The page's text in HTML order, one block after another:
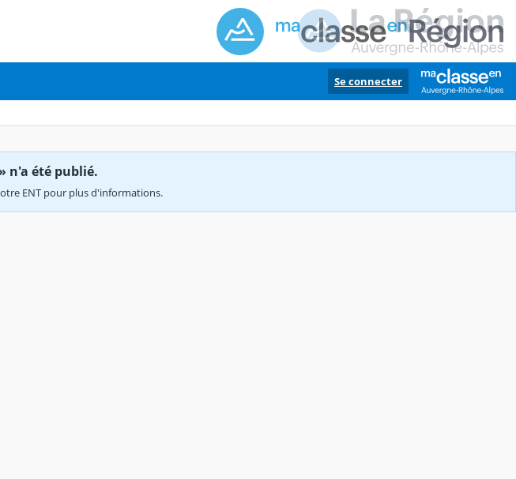
Se connecter
n'a été publié.
ENT pour plus d'informations.